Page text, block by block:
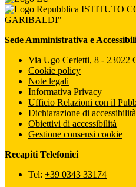
ISTITUTO
GARIBALDI"
Sede Amministrativa e
Via Ugo Cerletti, 8 - 23022
Cookie policy
Note legali
Informativa Privacy
Ufficio Relazioni con il
Dichiarazione di accessibilità
Obiettivi di accessibilità
Gestione consensi cookie
Recapiti Telefonici
Tel: +39 0343 33174